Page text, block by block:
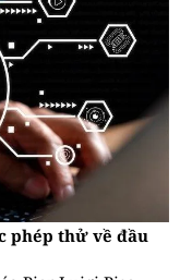
phép thử về đầu